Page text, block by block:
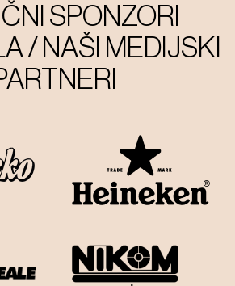
SPONZORI
/ NAŠI MEDIJSKI